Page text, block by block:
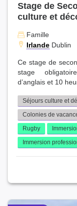
Stage de
culture et
Famille
Irlande Dublin
Ce stage de
stage
d’anglais et 10
Séjours culture et
Colonies de
Rugby
Immersion